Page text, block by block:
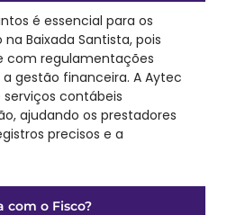
é essencial para os
Baixada Santista, pois
com regulamentações
gestão financeira. A Aytec
contábeis
ajudando os prestadores
precisos e a
com o Fisco?